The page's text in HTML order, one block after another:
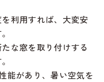
利用すれば、大変安
な窓を取り付けする
能があり、暑い空気を